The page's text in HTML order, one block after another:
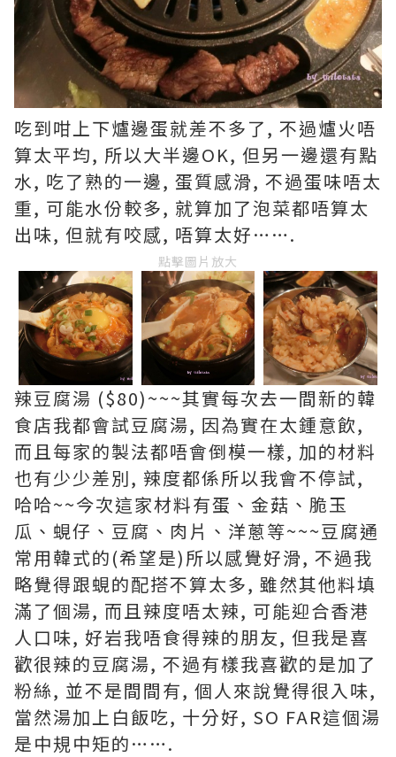
吃到咁上下爐邊蛋就差不多了, 不過爐火唔
算太平均, 所以大半邊OK, 但另一邊還有點
水, 吃了熟的一邊, 蛋質感滑, 不過蛋味唔太
重, 可能水份較多, 就算加了泡菜都唔算太
出味, 但就有咬感, 唔算太好…….
點擊圖片放大
辣豆腐湯 ($80)~~~其實每次去一間新的韓
食店我都會試豆腐湯, 因為實在太鍾意飲,
而且每家的製法都唔會倒模一樣, 加的材料
也有少少差別, 辣度都係所以我會不停試,
哈哈~~今次這家材料有蛋、金菇、脆玉
瓜、蜆仔、豆腐、肉片、洋蔥等~~~豆腐通
常用韓式的(希望是)所以感覺好滑, 不過我
略覺得跟蜆的配搭不算太多, 雖然其他料填
滿了個湯, 而且辣度唔太辣, 可能迎合香港
人口味, 好岩我唔食得辣的朋友, 但我是喜
歡很辣的豆腐湯, 不過有樣我喜歡的是加了
粉絲, 並不是間間有, 個人來說覺得很入味,
當然湯加上白飯吃, 十分好, SO FAR這個湯
是中規中矩的…….